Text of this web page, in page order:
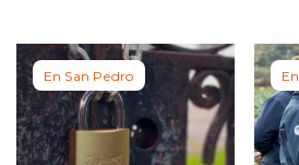
En San Pedro